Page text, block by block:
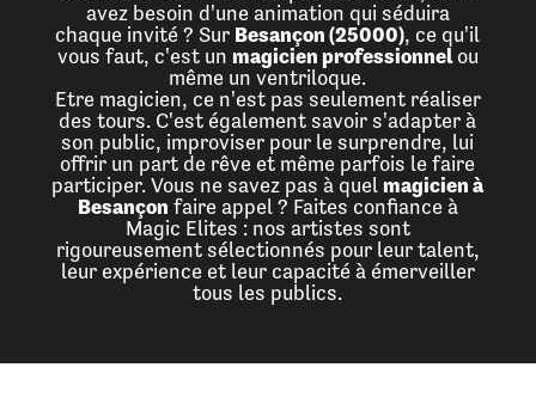
avez besoin d'une animation qui séduira
chaque invité ? Sur Besançon (25000), ce qu'il
vous faut, c'est un magicien professionnelou
même un ventriloque.
Etre magicien, ce n'est pas seulement réaliser
des tours. C'est également savoir s'adapter à
son public, improviser pour le surprendre, lui
offrir un part de rêve et même parfois le faire
participer. Vous ne savez pas à quel magicien à
Besançon faire appel ? Faites confiance à
Magic Elites : nos artistes sont
rigoureusement sélectionnés pour leur talent,
leur expérience et leur capacité à émerveiller
tous les publics.